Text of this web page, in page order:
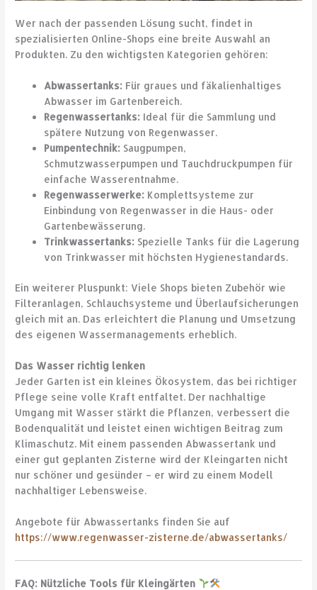
Wer nach der passenden Lösung sucht, findet in
spezialisierten Online-Shops eine breite Auswahl an
Produkten. Zu den wichtigsten Kategorien gehören:
Abwassertanks: Für graues und fäkalienhaltiges
Abwasser im Gartenbereich.
Regenwassertanks: Ideal für die Sammlung und
spätere Nutzung von Regenwasser.
Pumpentechnik: Saugpumpen,
Schmutzwasserpumpen und Tauchdruckpumpen für
einfache Wasserentnahme.
Regenwasserwerke: Komplettsysteme zur
Einbindung von Regenwasser in die Haus- oder
Gartenbewässerung.
Trinkwassertanks: Spezielle Tanks für die Lagerung
von Trinkwasser mit höchsten Hygienestandards.
Ein weiterer Pluspunkt: Viele Shops bieten Zubehör wie
Filteranlagen, Schlauchsysteme und Überlaufsicherungen
gleich mit an. Das erleichtert die Planung und Umsetzung
des eigenen Wassermanagements erheblich.
Das Wasser richtig lenken
Jeder Garten ist ein kleines Ökosystem, das bei richtiger
Pflege seine volle Kraft entfaltet. Der nachhaltige
Umgang mit Wasser stärkt die Pflanzen, verbessert die
Bodenqualität und leistet einen wichtigen Beitrag zum
Klimaschutz. Mit einem passenden Abwassertank und
einer gut geplanten Zisterne wird der Kleingarten nicht
nur schöner und gesünder – er wird zu einem Modell
nachhaltiger Lebensweise.
Angebote für Abwassertanks finden Sie auf
https://www.regenwasser-zisterne.de/abwassertanks/
FAQ: Nützliche Tools für Kleingärten